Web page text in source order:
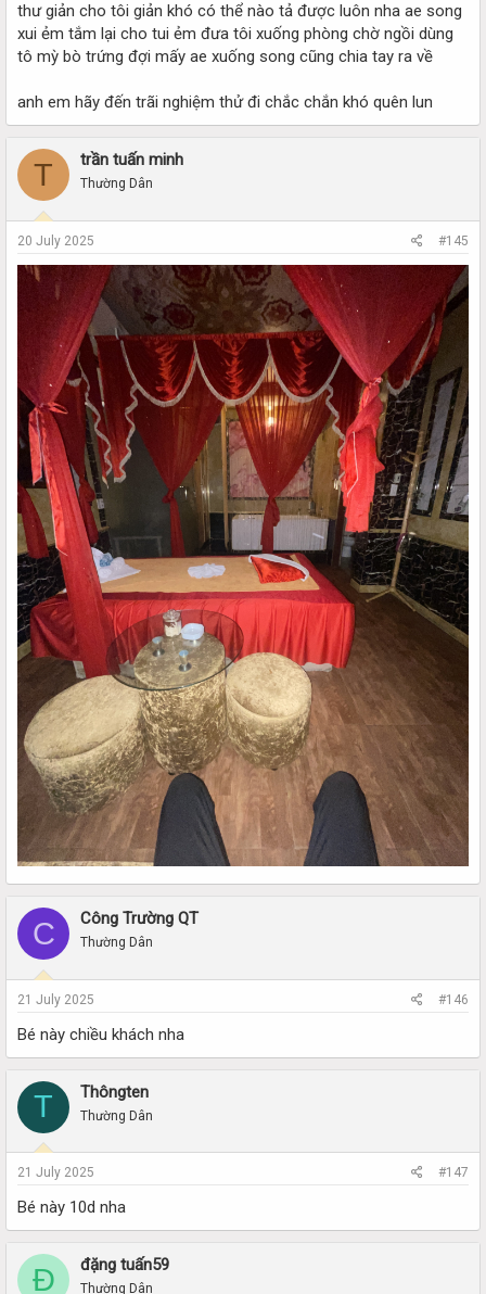
thư giản cho tôi giản khó có thể nào tả được luôn nha ae song
xui ẻm tắm lại cho tui ẻm đưa tôi xuống phòng chờ ngồi dùng
tô mỳ bò trứng đợi mấy ae xuống song cũng chia tay ra về
anh em hãy đến trãi nghiệm thử đi chắc chắn khó quên lun
T trần tuấn minh
Thường Dân
20 July 2025 #145
C Công Trường QT
Thường Dân
21 July 2025 #146
Bé này chiều khách nha
T Thôngten
Thường Dân
21 July 2025 #147
Bé này 10d nha
Đ đặng tuấn59
Thường Dân